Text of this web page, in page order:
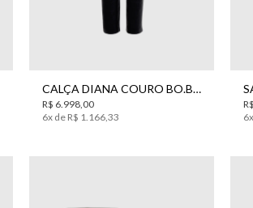
CALÇA DIANA COURO BO.BÔ FEMININO
R$ 6.998,00
6x de R$ 1.166,33
R$
6